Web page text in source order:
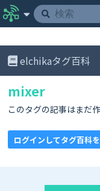
elchikaタグ百科
mixer
このタグの記事はまだ
ログインしてタグ百科